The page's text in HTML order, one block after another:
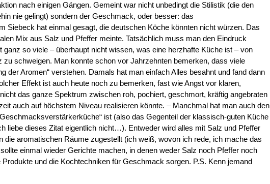
nach einigen Gängen. Gemeint war nicht unbedingt die Stilistik (die den
nie gelingt) sondern der Geschmack, oder besser: das
hat einmal gesagt, die deutschen Köche könnten nicht würzen. Das
Mix aus Salz und Pfeffer meinte. Tatsächlich muss man den Eindruck
so viele – überhaupt nicht wissen, was eine herzhafte Küche ist – von
schweigen. Man konnte schon vor Jahrzehnten bemerken, dass viele
der Aromen“ verstehen. Damals hat man einfach Alles besahnt und fand dann
Effekt ist auch heute noch zu bemerken, fast wie Angst vor klaren,
das ganze Spektrum zwischen roh, pochiert, geschmort, kräftig angebraten
auch auf höchstem Niveau realisieren könnte. – Manchmal hat man auch den
ist (also das Gegenteil der klassisch-guten Küche
liebe dieses Zitat eigentlich nicht…). Entweder wird alles mit Salz und Pfeffer
aromatischen Räume zugestellt (ich weiß, wovon ich rede, ich mache das
einmal wieder Gerichte machen, in denen weder Salz noch Pfeffer noch
und die Kochtechniken für Geschmack sorgen. P.S. Kenn jemand